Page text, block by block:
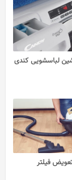
لباسشویی کندی
فیلتر